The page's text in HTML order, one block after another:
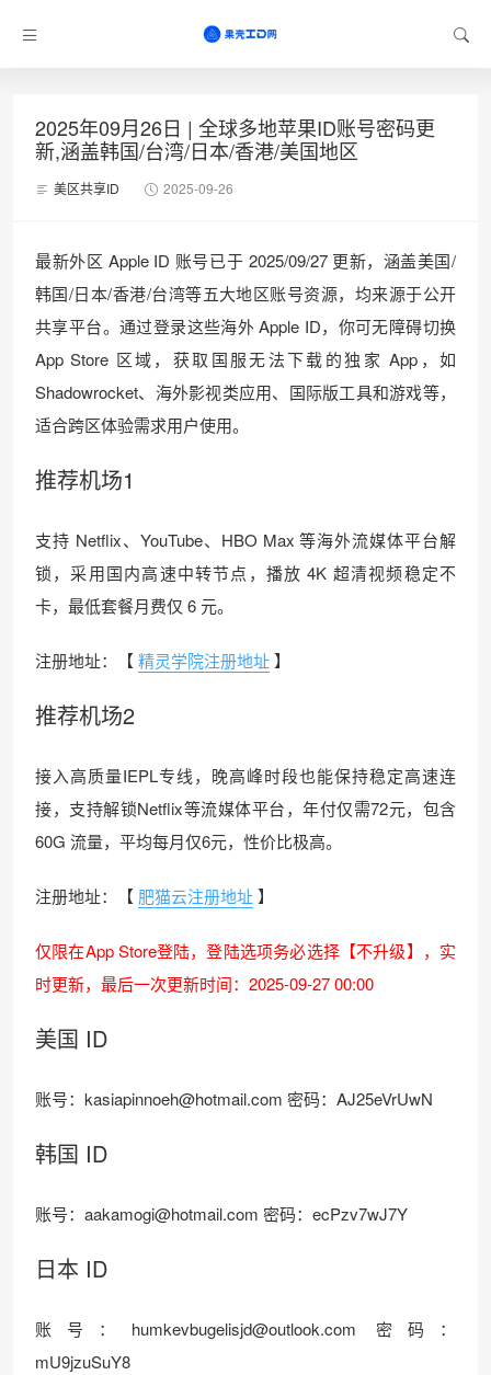
2025年09月26日 | 全球多地苹果ID账号密码更
新,涵盖韩国/台湾/日本/香港/美国地区
美区共享ID 2025-09-26
最新外区 Apple ID 账号已于 2025/09/27 更新，涵盖美国/
韩国/日本/香港/台湾等五大地区账号资源，均来源于公开
共享平台。通过登录这些海外 Apple ID，你可无障碍切换
App Store 区域，获取国服无法下载的独家 App，如
Shadowrocket、海外影视类应用、国际版工具和游戏等，
适合跨区体验需求用户使用。
推荐机场1
支持 Netflix、YouTube、HBO Max 等海外流媒体平台解
锁，采用国内高速中转节点，播放 4K 超清视频稳定不
卡，最低套餐月费仅 6 元。
注册地址：【精灵学院注册地址】
推荐机场2
接入高质量IEPL专线，晚高峰时段也能保持稳定高速连
接，支持解锁Netflix等流媒体平台，年付仅需72元，包含
60G 流量，平均每月仅6元，性价比极高。
注册地址：【 肥猫云注册地址】
仅限在App Store登陆，登陆选项务必选择【不升级】，实
时更新，最后一次更新时间：2025-09-27 00:00
美国 ID
账号：kasiapinnoeh@hotmail.com 密码：AJ25eVrUwN
韩国 ID
账号：aakamogi@hotmail.com 密码：ecPzv7wJ7Y
日本 ID
账号：humkevbugelisjd@outlook.com 密码：
mU9jzuSuY8